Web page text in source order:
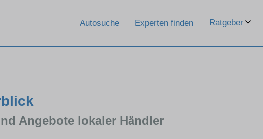
Autosuche Experten finden Ratgeber
Angebote lokaler Händler